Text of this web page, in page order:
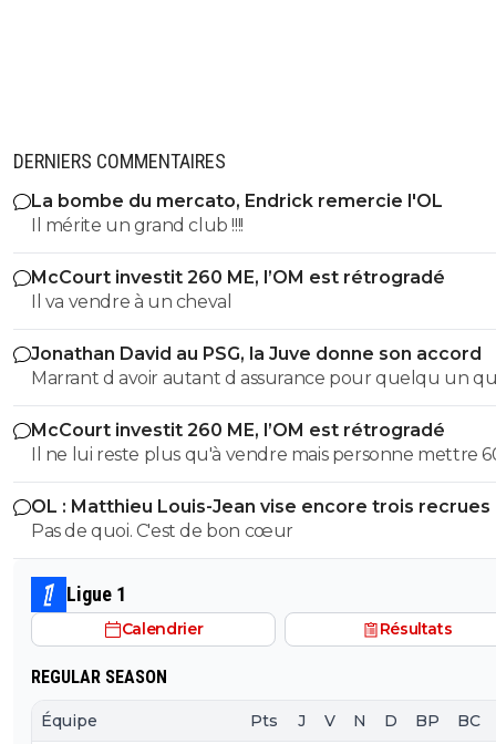
DERNIERS COMMENTAIRES
La bombe du mercato, Endrick remercie l'OL
Il mérite un grand club !!!!
McCourt investit 260 ME, l’OM est rétrogradé
Il va vendre à un cheval
Jonathan David au PSG, la Juve donne son accord
Marrant d avoir autant d assurance pour quelqu un
trompe avec autant de régularité... Ton arrogance
presque impressionnant si elle était accompagnée d
quelconque talent, mais bref, je te laisserais volontiers
raison mais je crains la qualité de notre conversation !!!
McCourt investit 260 ME, l’OM est rétrogradé
Il ne lui reste plus qu'à vendre mais personne mettre 600
millions d'euros dans le club. A moins que du côté de
Saoudite ou du Golfe Persique un fou allonge la
mais je n'y crois guère.
OL : Matthieu Louis-Jean vise encore trois recrues
Pas de quoi. C'est de bon cœur
Ligue 1
Calendrier Résultats
REGULAR SEASON
Équipe Pts J V N D BP BC